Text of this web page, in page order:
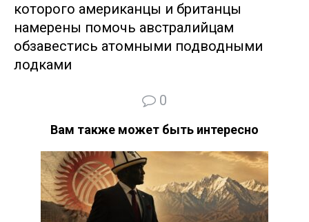
которого американцы и британцы
намерены помочь австралийцам
обзавестись атомными подводными
лодками
0
Вам также может быть интересно